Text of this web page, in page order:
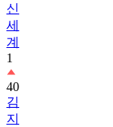
신
세
계
1
40
김
지